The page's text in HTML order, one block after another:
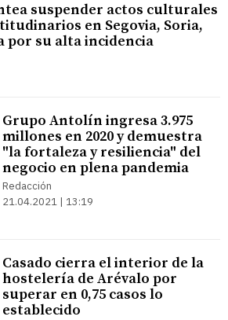
suspender actos culturales
en Segovia, Soria,
por su alta incidencia
Grupo Antolín ingresa 3.975
millones en 2020 y demuestra
"la fortaleza y resiliencia" del
negocio en plena pandemia
Redacción
21.04.2021 | 13:19
Casado cierra el interior de la
hostelería de Arévalo por
superar en 0,75 casos lo
establecido